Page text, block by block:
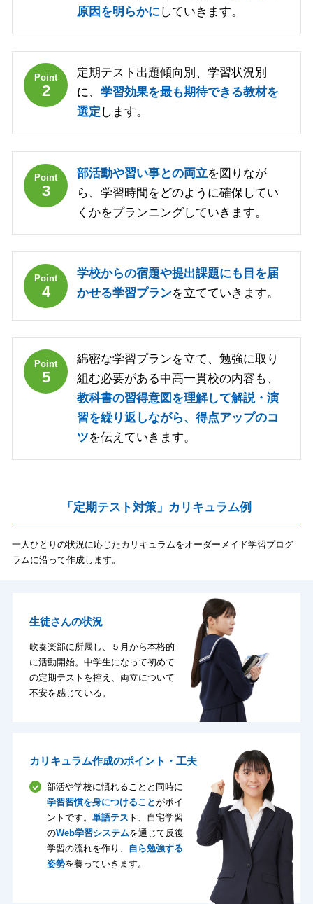
原因を明らかに していきます。
Point
2
定期テスト出題傾向別、学習状況別
に、学習効果を最も期待できる教材を
選定 します。
Point
3
部活動や習い事との両立を図りなが
ら、学習時間をどのように確保してい
くかをプランニングしていきます。
Point
4
学校からの宿題や提出課題にも目を届
かせる学習プランを立てていきます。
Point
5
綿密な学習プランを立て、勉強に取り
組む必要がある中高一貫校の内容も、
教科書の習得意図を理解して解説・演
習を繰り返しながら、得点アップのコ
ツを伝えていきます。
「定期テスト対策」カリキュラム例
一人ひとりの状況に応じたカリキュラムをオーダーメイド学習プログ
ラムに沿って作成します。
生徒さんの状況
吹奏楽部に所属し、５月から本格的
に活動開始。中学生になって初めて
の定期テストを控え、両立について
不安を感じている。
カリキュラム作成のポイント・工夫
部活や学校に慣れることと同時に
学習習慣を身につけることがポイ
ントです。 単語テス ト、自宅学習
のWeb学習システムを通じて反復
学習の流れを作り、 自ら勉強する
姿勢を養っていきます。